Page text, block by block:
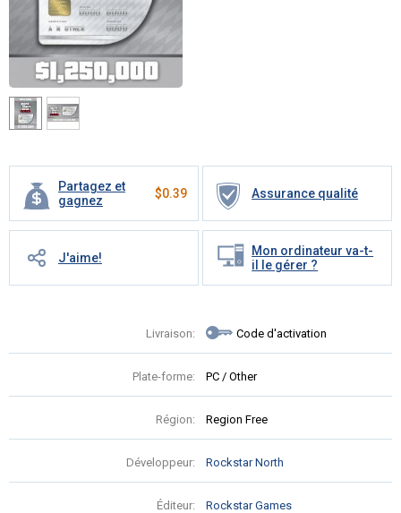
Partagez et
gagnez
$0.39 Assurance qualité
J'aime!
Mon ordinateur va-t-
il le gérer ?
Livraison: Code d'activation
Plate-forme: PC / Other
Région: Region Free
Développeur: Rockstar North
Éditeur: Rockstar Games